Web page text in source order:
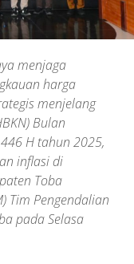
menjaga
harga
menjelang
Bulan
H tahun 2025,
inflasi di
Toba
Tim Pengendalian
pada Selasa